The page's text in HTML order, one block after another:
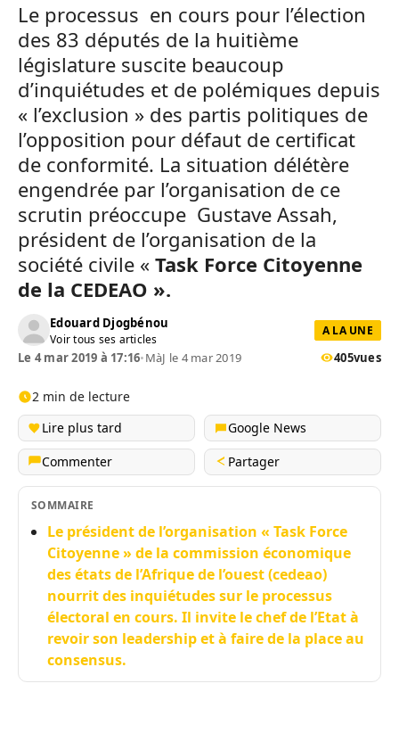
Le processus en cours pour l’élection
des 83 députés de la huitième
législature suscite beaucoup
d’inquiétudes et de polémiques depuis
« l’exclusion » des partis politiques de
l’opposition pour défaut de certificat
de conformité. La situation délétère
engendrée par l’organisation de ce
scrutin préoccupe Gustave Assah,
président de l’organisation de la
société civile « Task Force Citoyenne
de la CEDEAO ».
Edouard Djogbénou
Voir tous ses articles
A LA UNE
Le 4 mar 2019 à 17:16•MàJ le 4 mar 2019 405vues
2 min de lecture
Lire plus tard
Google News
Commenter
Partager
SOMMAIRE
Le président de l’organisation « Task Force
Citoyenne » de la commission économique
des états de l’Afrique de l’ouest (cedeao)
nourrit des inquiétudes sur le processus
électoral en cours. Il invite le chef de l’Etat à
revoir son leadership et à faire de la place au
consensus.